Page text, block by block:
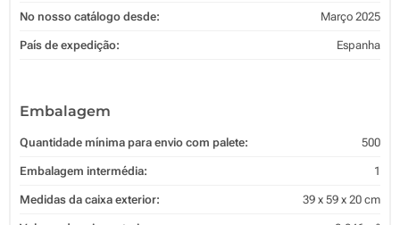
No nosso catálogo desde: Março 2025
País de expedição: Espanha
Embalagem
Quantidade mínima para envio com palete: 500
Embalagem intermédia: 1
Medidas da caixa exterior: 39 x 59 x 20 cm